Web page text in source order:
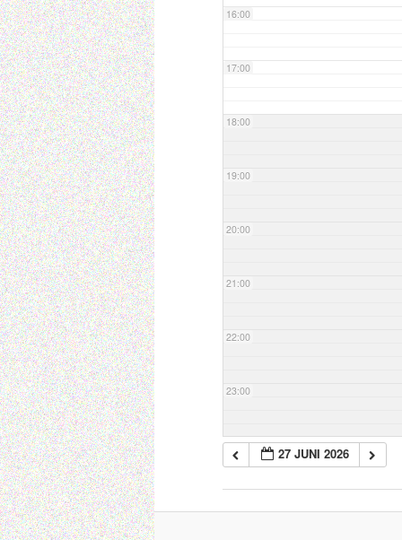
16:00
17:00
18:00
19:00
20:00
21:00
22:00
23:00
27 JUNI 2026